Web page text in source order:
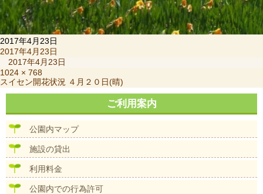
2017年4月23日
投
日:
2017年4月23日
2017年4月23日
フ
ル
サ
ズ
1024 × 768
投
稿
ビ
スイセン開花状況 ４月２０日(晴)
ご利用案内
公園内マップ
施設の貸出
利用料金
公園内での行為許可